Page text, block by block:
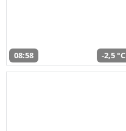
08:58 -2,5 °C